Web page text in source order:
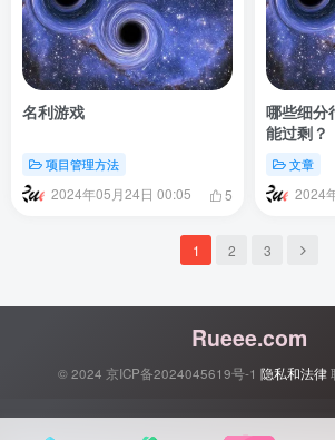
名利游戏
项目管理方法
2024年05月24日 00:05 5
哪些细分
能过剩？
文章
2024
1 2 3
Rueee.com
© 2024 京ICP备2024045619号-1 隐私和法律